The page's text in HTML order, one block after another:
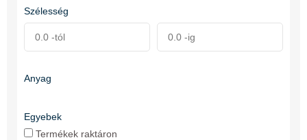
Szélesség
Anyag
Egyebek
Termékek raktáron